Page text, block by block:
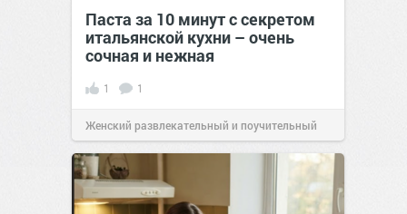
Паста за 10 минут с секретом
итальянской кухни – очень
сочная и нежная
1 1
Женский развлекательный и поучительный
сайт.23:4006 авг 2026